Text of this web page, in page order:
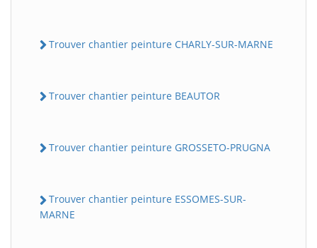
Trouver chantier peinture CHARLY-SUR-MARNE
Trouver chantier peinture BEAUTOR
Trouver chantier peinture GROSSETO-PRUGNA
Trouver chantier peinture ESSOMES-SUR-
MARNE